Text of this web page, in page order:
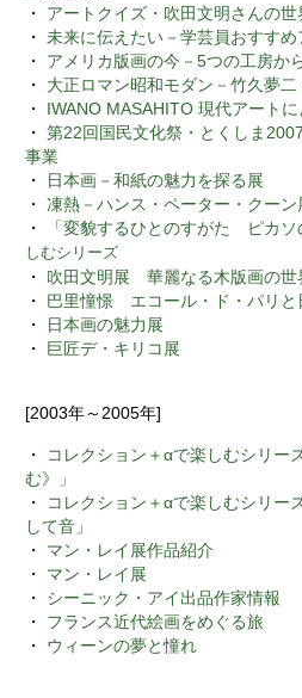
・ アートクイズ・吹田文明さんの世
・未来に伝えたい－学芸員おすすめ
・ アメリカ版画の今－5つの工房か
・ 大正ロマン昭和モダン－竹久夢
・ IWANO MASAHITO 現代アート
・第22回国民文化祭・とくしま
事業
・
日本画－和紙の魅力を探る展
・凍熱－ハンス・ペーター・クーン
・
「変貌するひとのすがた ピカソ
しむシリーズ
・ 吹田文明展 華麗なる木版画の世
・ 巴里憧憬 エコール・ド・パリと
・
日本画の魅力展
・ 巨匠デ・キリコ展
[2003年～2005年]
・
コレクション＋αで楽しむシリ
む》」
・
コレクション＋αで楽しむシリ
して音」
・ マン・レイ展作品紹介
・ マン・レイ展
・ シーニック・アイ出品作家情報
・ フランス近代絵画をめぐる旅
・ ウィーンの夢と憧れ